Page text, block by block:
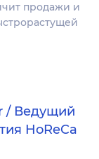
продажи и
/ Ведущий
HoReCa